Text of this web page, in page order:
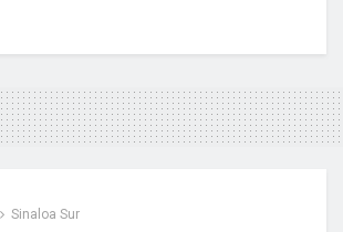
Sinaloa Sur